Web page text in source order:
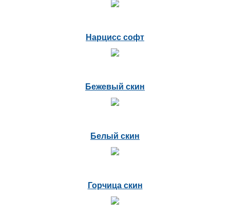
Нарцисс софт
Бежевый скин
Белый скин
Горчица скин